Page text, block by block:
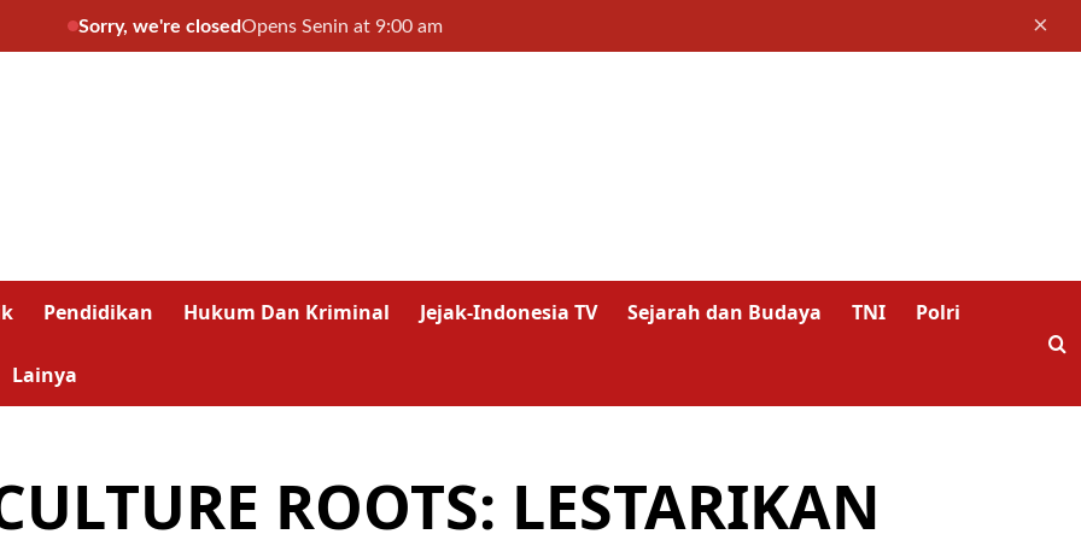
Sorry, we're closedOpens Senin at 9:00 am ×
Pendidikan Hukum Dan Kriminal Jejak-Indonesia TV Sejarah dan Budaya TNI Polri
Lainya
ROOTS: LESTARIKAN